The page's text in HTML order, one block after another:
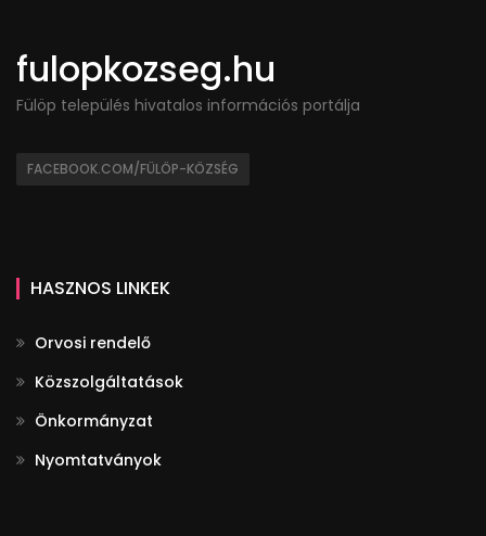
fulopkozseg.hu
Fülöp település hivatalos információs portálja
FACEBOOK.COM/FÜLÖP-KÖZSÉG
HASZNOS LINKEK
Orvosi rendelő
Közszolgáltatások
Önkormányzat
Nyomtatványok